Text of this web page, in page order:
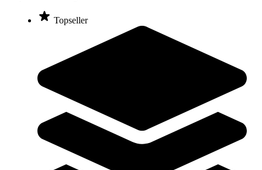
Topseller
Molten® Volleyball V4M3000-L
Zum Produkt
Sofort lieferbar